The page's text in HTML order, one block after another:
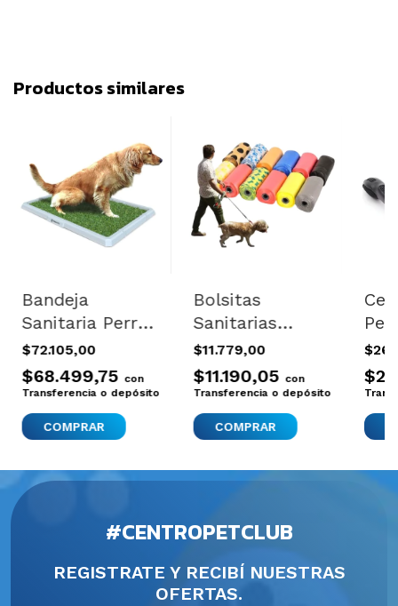
Productos similares
Bandeja
Sanitaria Perros
Entrenamiento
Cachorros
Nuevo 69x48
$72.105,00
$68.499,75 con
Transferencia o depósito
Bolsitas
Sanitarias
Recoge Caca
Perros Residuos
200 Und
$11.779,00
$11.190,05 con
Transferencia o depósito
#CENTROPETCLUB
REGISTRATE Y RECIBÍ NUESTRAS
OFERTAS.